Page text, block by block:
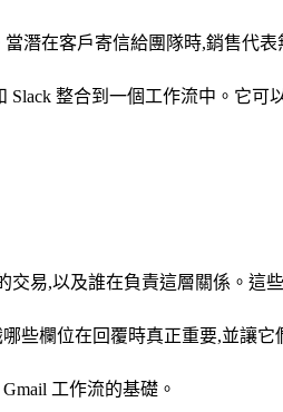
潛在客戶寄信給團隊時,銷售代
整合到一個工作流中。它可
交易,以及誰在負責這層關係。這
些欄位在回覆時真正重要,並讓它
工作流的基礎。